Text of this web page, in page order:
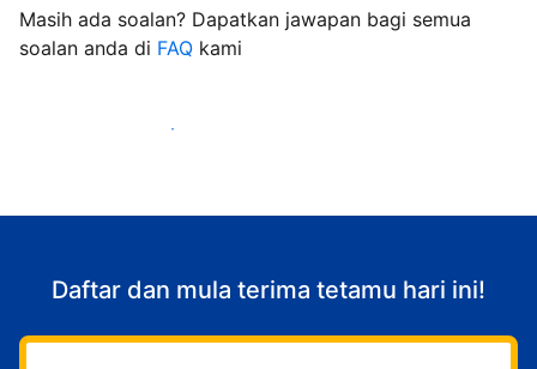
Masih ada soalan? Dapatkan jawapan bagi semua
soalan anda di FAQ kami
Mula mengalu-alukan tetamu
Daftar dan mula terima tetamu hari ini!